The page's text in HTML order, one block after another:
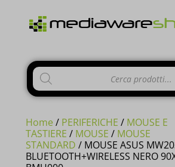
Products
search
Home / PERIFERICHE / MOUSE E
TASTIERE / MOUSE / MOUSE
STANDARD / MOUSE ASUS
BLUETOOTH+WIRELESS NERO